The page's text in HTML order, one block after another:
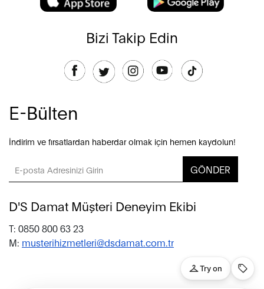
Bizi Takip Edin
E-Bülten
İndirim ve fırsatlardan haberdar olmak için hemen kaydolun!
GÖNDER
D'S Damat Müşteri Deneyim Ekibi
T: 0850 800 63 23
M: musterihizmetleri@dsdamat.com.tr